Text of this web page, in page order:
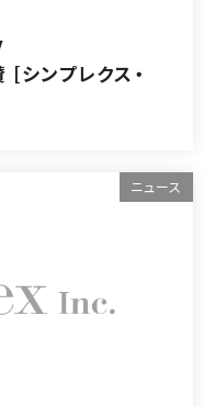
シンプレクス・
ニュース